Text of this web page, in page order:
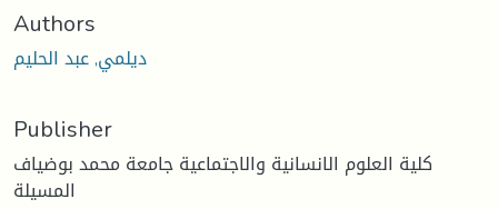
Authors
ديلمي, عبد الحليم
Publisher
كلية العلوم الانسانية والاجتماعية جامعة محمد بوضياف
المسيلة